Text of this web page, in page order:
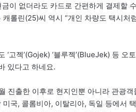
이 없더라도 카드로 간편하게 결제할
캐롤린(25)씨 역시 “개인 차량도 택시
‘고젝’(Gojek) ‘블루젝’(BlueJek) 등
있다고 하네요.
진출한 이후로 현지인뿐 아니라 관광
미국, 콜롬비아, 이탈리아, 독일 등에서